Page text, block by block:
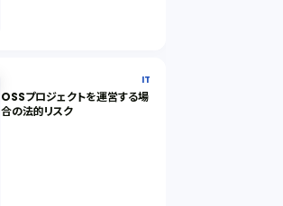
IT
OSSプロジェクトを運営する場
合の法的リスク